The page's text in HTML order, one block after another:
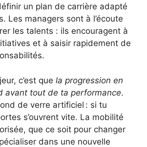
un plan de carrière adapté
Les managers sont à l’écoute
les talents : ils encouragent à
et à saisir rapidement de
c’est que la progression en
avant tout de ta performance.
de verre artificiel : si tu
s’ouvrent vite. La mobilité
que ce soit pour changer
dans une nouvelle